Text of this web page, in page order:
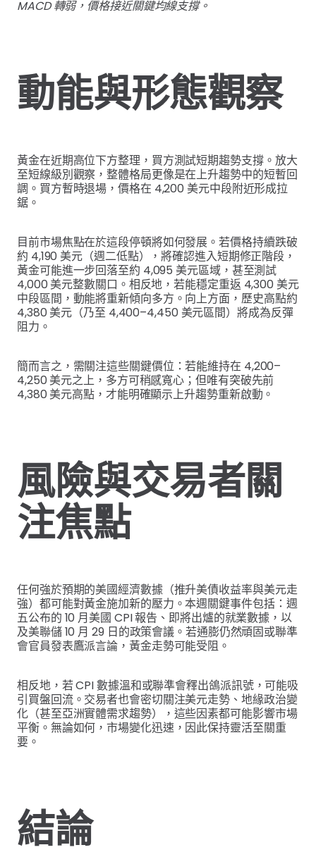
MACD 轉弱，價格接近關鍵均線支撐。
動能與形態觀察
黃金在近期高位下方整理，買方測試短期趨勢支撐。放大
至短線級別觀察，整體格局更像是在上升趨勢中的短暫回
調。買方暫時退場，價格在 4,200 美元中段附近形成拉
鋸。
目前市場焦點在於這段停頓將如何發展。若價格持續跌破
約 4,190 美元（週二低點），將確認進入短期修正階段，
黃金可能進一步回落至約 4,095 美元區域，甚至測試
4,000 美元整數關口。相反地，若能穩定重返 4,300 美元
中段區間，動能將重新傾向多方。向上方面，歷史高點約
4,380 美元（乃至 4,400–4,450 美元區間）將成為反彈
阻力。
簡而言之，需關注這些關鍵價位：若能維持在 4,200–
4,250 美元之上，多方可稍感寬心；但唯有突破先前
4,380 美元高點，才能明確顯示上升趨勢重新啟動。
風險與交易者關
注焦點
任何強於預期的美國經濟數據（推升美債收益率與美元走
強）都可能對黃金施加新的壓力。本週關鍵事件包括：週
五公布的 10 月美國 CPI 報告、即將出爐的就業數據，以
及美聯儲 10 月 29 日的政策會議。若通膨仍然頑固或聯準
會官員發表鷹派言論，黃金走勢可能受阻。
相反地，若 CPI 數據溫和或聯準會釋出鴿派訊號，可能吸
引買盤回流。交易者也會密切關注美元走勢、地緣政治變
化（甚至亞洲實體需求趨勢），這些因素都可能影響市場
平衡。無論如何，市場變化迅速，因此保持靈活至關重
要。
結論